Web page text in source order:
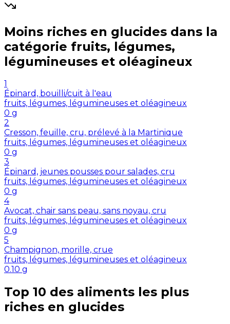
Moins riches en glucides dans la
catégorie fruits, légumes,
légumineuses et oléagineux
1
Épinard, bouilli/cuit à l'eau
fruits, légumes, légumineuses et oléagineux
0 g
2
Cresson, feuille, cru, prélevé à la Martinique
fruits, légumes, légumineuses et oléagineux
0 g
3
Épinard, jeunes pousses pour salades, cru
fruits, légumes, légumineuses et oléagineux
0 g
4
Avocat, chair sans peau, sans noyau, cru
fruits, légumes, légumineuses et oléagineux
0 g
5
Champignon, morille, crue
fruits, légumes, légumineuses et oléagineux
0.10 g
Top 10 des aliments les plus
riches en glucides